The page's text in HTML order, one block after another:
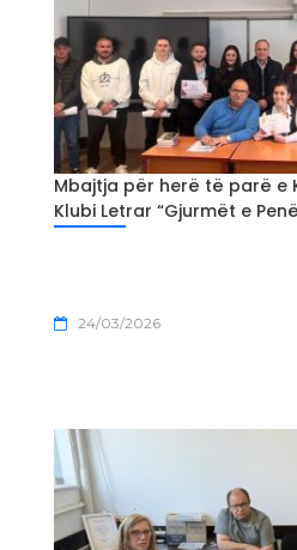
Mbajtja për herë të parë e
Klubi Letrar “Gjurmët e
24/03/2026